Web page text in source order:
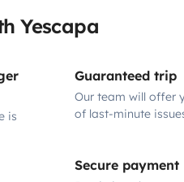
Yescapa
is
Guaranteed trip
Our team will offer
of last-minute
Secure payment